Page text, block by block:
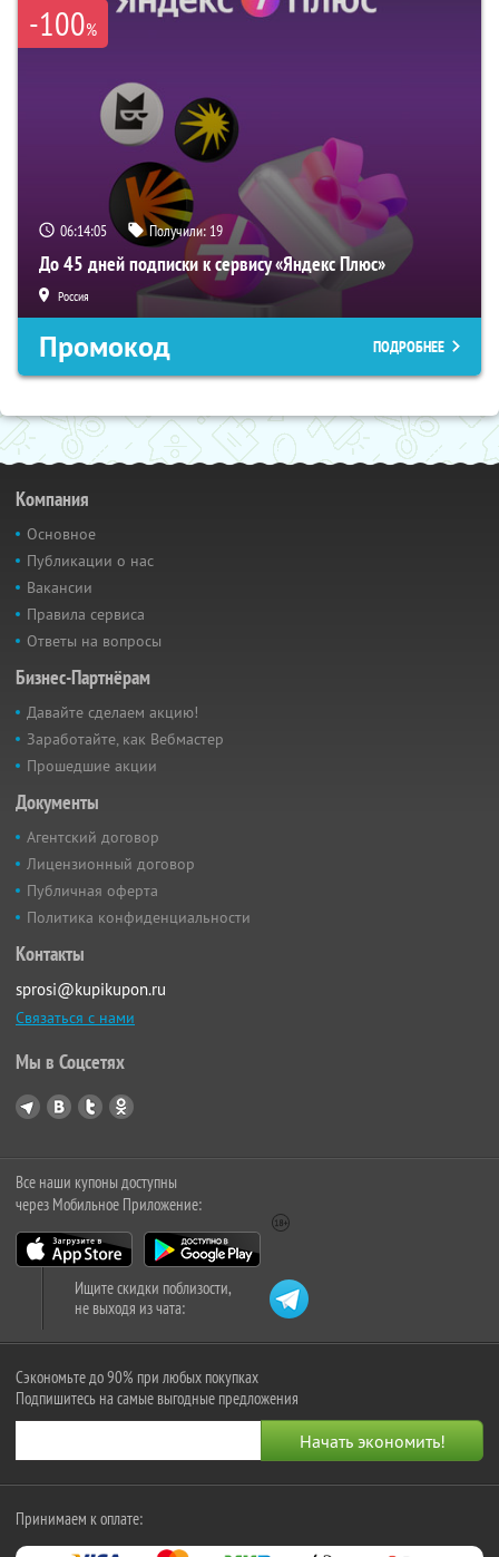
-100%
06:14:04 Получили: 19
До 45 дней подписки к сервису «Яндекс Плюс»
Россия
Промокод ПОДРОБНЕЕ
Компания
Основное
Публикации о нас
Вакансии
Правила сервиса
Ответы на вопросы
Бизнес-Партнёрам
Давайте сделаем акцию!
Заработайте, как Вебмастер
Прошедшие акции
Документы
Агентский договор
Лицензионный договор
Публичная оферта
Политика конфиденциальности
Контакты
sprosi@kupikupon.ru
Связаться с нами
Мы в Соцсетях
Все наши купоны доступны
через Мобильное Приложение:
Ищите скидки поблизости,
не выходя из чата:
Сэкономьте до 90% при любых покупках
Подпишитесь на самые выгодные предложения
Принимаем к оплате: